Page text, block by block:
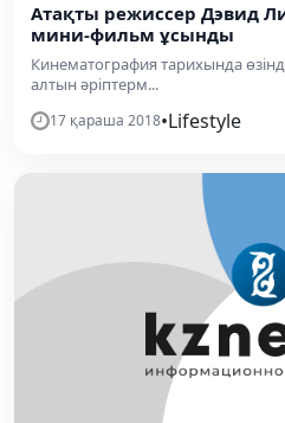
Атақты режиссер Дэвид
мини-фильм ұсынды
Кинематография тарихында
алтын әріптерм...
17 қараша 2018•Lifestyle